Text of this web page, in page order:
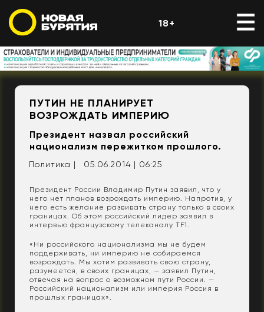
18+
ПУТИН НЕ ПЛАНИРУЕТ
ВОЗРОЖДАТЬ ИМПЕРИЮ
Президент назвал российский
национализм пережитком прошлого.
Политика | 05.06.2014 | 06:25
Президент России Владимир Путин заявил, что у
него нет планов возрождать империю. Напротив, у
него есть желание развивать страну только в своих
границах. Об этом российский лидер заявил в
интервью французскому телеканалу TF1.
«Ни российского национализма мы не будем
поддерживать, ни империю не собираемся
возрождать. Мы хотим развивать свою страну,
разумеется, в своих границах, — заявил Путин,
отвечая на вопрос о возможном пути России. —
Российский национализм или империя Россия в
прошлых границах».